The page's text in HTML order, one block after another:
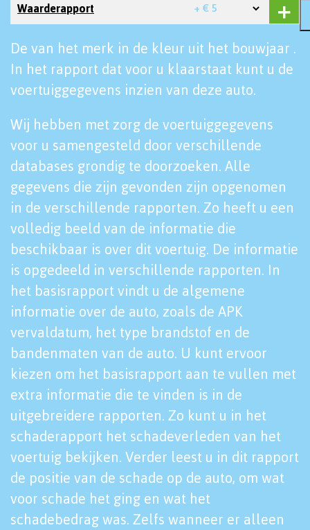
Waarderapport + € 5
De van het merk in de kleur uit het bouwjaar .
In het rapport dat voor u klaarstaat kunt u de
voertuiggegevens inzien van deze auto.
Wij hebben met zorg de voertuiggegevens
voor u samengesteld door verschillende
databases grondig te doorzoeken. Alle
gegevens die zijn gevonden zijn opgenomen
in de verschillende rapporten. Zo heeft u een
volledig beeld van de informatie die
beschikbaar is over dit voertuig. De informatie
is opgedeeld in verschillende rapporten. In
het basisrapport vindt u de algemene
informatie over de auto, zoals de APK
vervaldatum, het type brandstof en de
bandenmaten van de auto. U kunt ervoor
kiezen om het basisrapport aan te vullen met
extra informatie die te vinden is in de
uitgebreidere rapporten. Zo kunt u in het
schaderapport het schadeverleden van het
voertuig bekijken. Verder leest u in dit rapport
de positie van de schade op de auto, om wat
voor schade het ging en wat het
schadebedrag was. Zelfs wanneer er alleen